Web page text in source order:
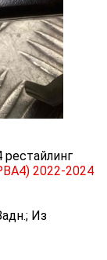
рестайлинг
2022-2024
Из